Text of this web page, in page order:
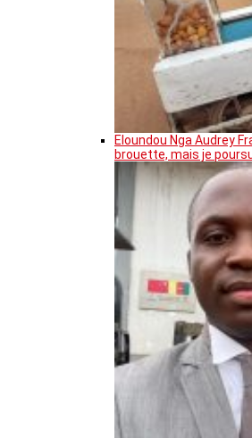
Eloundou Nga Audrey
brouette, mais je